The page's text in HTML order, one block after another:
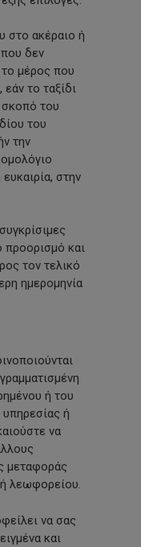
στο ακέραιο ή
που δεν
το μέρος που
το ταξίδι
σκοπό του
του
την
στην
προορισμό και
τον τελικό
ημερομηνία
ή του
ή
να
μεταφοράς
λεωφορείου.
να σας
και